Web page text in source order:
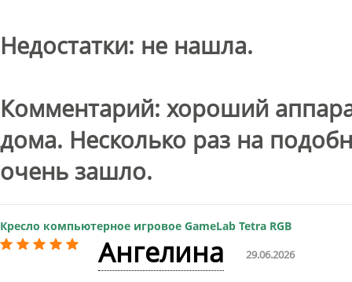
Недостатки: не нашла.
Комментарий: хороший
дома. Несколько раз на
очень зашло.
Кресло компьютерное игровое GameLab Tetra RGB
Ангелина 29.06.2026